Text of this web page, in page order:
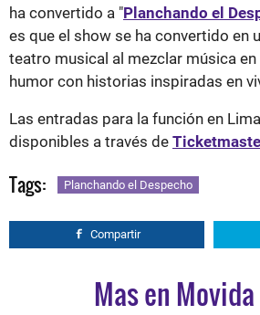
ha convertido a "Planchando el
es que el show se ha convertido en
teatro musical al mezclar música en
humor con historias inspiradas en
Las entradas para la función en
disponibles a través de
Tags: Planchando el Despecho
Compartir
Mas en